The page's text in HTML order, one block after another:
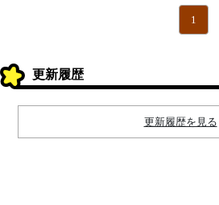
1
更新履歴
更新履歴を見る